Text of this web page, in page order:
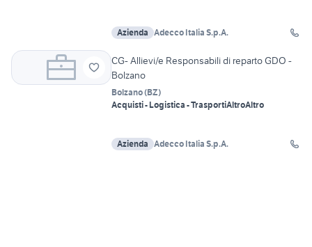
Azienda Adecco Italia S.p.A.
CG- Allievi/e Responsabili di reparto GDO -
Bolzano
Bolzano(BZ)
Acquisti - Logistica - TrasportiAltroAltro
Azienda Adecco Italia S.p.A.